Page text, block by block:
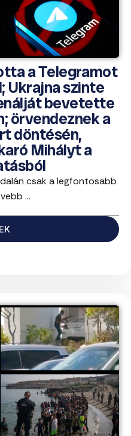
a Telegramot
Ukrajna szinte
bevetette
örvendeznek a
döntésén,
Mihályt a
csak a legfontosabb
...